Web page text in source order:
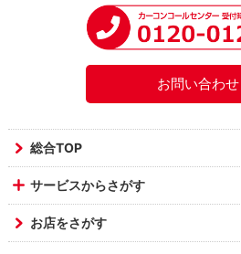
お問い合わせ
総合TOP
サービスからさがす
お店をさがす